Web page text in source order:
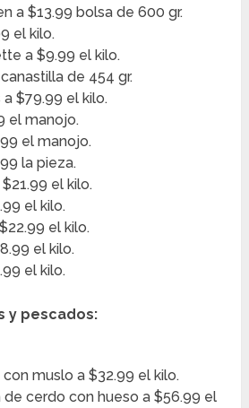
a $13.99 bolsa de 600 gr.
el kilo.
a $9.99 el kilo.
de 454 gr.
$79.99 el kilo.
el manojo.
el manojo.
la pieza.
el kilo.
el kilo.
el kilo.
el kilo.
el kilo.
y pescados:
muslo a $32.99 el kilo.
de cerdo con hueso a $56.99 el